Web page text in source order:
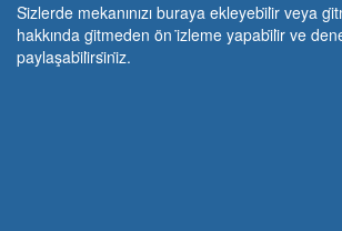
Si̇zlerde mekanınızı buraya ekleyebi̇li̇r veya
hakkında gi̇tmeden ön i̇zleme yapabi̇li̇r ve
paylaşabi̇li̇rsi̇ni̇z.